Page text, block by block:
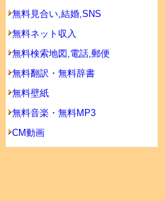
無料見合い,結婚,SNS
無料ネット収入
無料検索地図,電話,郵便
無料翻訳・無料辞書
無料壁紙
無料音楽・無料MP3
CM動画